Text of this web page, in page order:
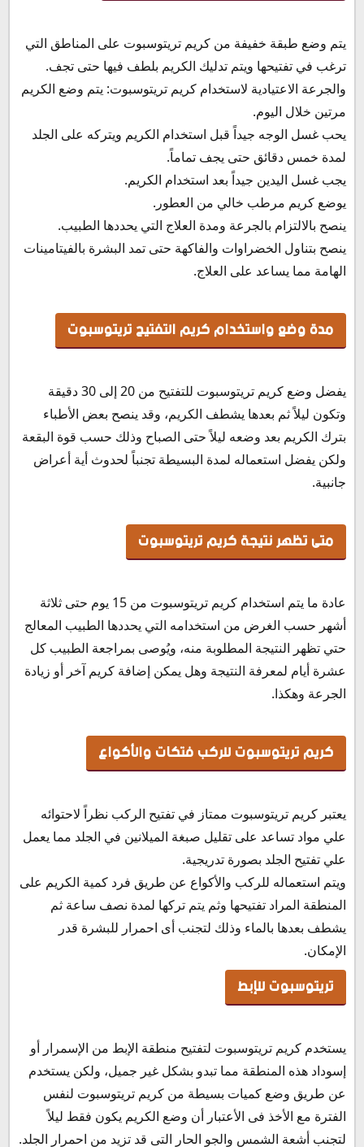
يتم وضع طبقة خفيفة من كريم تريتوسبوت على المناطق التي
ترغب في تفتيحها ويتم تدليك الكريم بلطف فيها حتى تجف.
والجرعة الاعتيادية لاستخدام كريم تريتوسبوت: يتم وضع الكريم
مرتين خلال اليوم.
يحب غسل الوجه جيداً قبل استخدام الكريم ويتركه على الجلد
لمدة خمس دقائق حتى يجف تماماً.
يجب غسل اليدين جيداً بعد استخدام الكريم.
يوضع كريم مرطب خالي من العطور.
ينصح بالالتزام بالجرعة ومدة العلاج التي يحددها الطبيب.
ينصح بتناول الخضراوات والفاكهة حتى تمد البشرة بالفيتامينات
الهامة مما يساعد على العلاج.
مدة وضع واستخدام كريم التفتيح تريتوسبوت
يفضل وضع كريم تريتوسبوت للتفتيح من 20 إلى 30 دقيقة
وتكون ليلاً ثم بعدها يشطف الكريم، وقد ينصح بعض الأطباء
بترك الكريم بعد وضعه ليلاً حتى الصباح وذلك حسب قوة البقعة
ولكن يفضل استعماله لمدة البسيطة تجنباً لحدوث أية أعراض
جانبية.
متى تظهر نتيجة كريم تريتوسبوت
عادة ما يتم استخدام كريم تريتوسبوت من 15 يوم حتى ثلاثة
أشهر حسب الغرض من استخدامه التي يحددها الطبيب المعالج
حتي تظهر النتيجة المطلوبة منه، ويُوصى بمراجعة الطبيب كل
عشرة أيام لمعرفة النتيجة وهل يمكن إضافة كريم آخر أو زيادة
الجرعة وهكذا.
كريم تريتوسبوت للركب فتكات والأكواع
يعتبر كريم تريتوسبوت ممتاز في تفتيح الركب نظراً لاحتوائه
علي مواد تساعد على تقليل صبغة الميلانين في الجلد مما يعمل
علي تفتيح الجلد بصورة تدريجية.
ويتم استعماله للركب والأكواع عن طريق فرد كمية الكريم على
المنطقة المراد تفتيحها وثم يتم تركها لمدة نصف ساعة ثم
يشطف بعدها بالماء وذلك لتجنب أى احمرار للبشرة قدر
الإمكان.
تريتوسبوت للإبط
يستخدم كريم تريتوسبوت لتفتيح منطقة الإبط من الإسمرار أو
إسوداد هذه المنطقة مما تبدو بشكل غير جميل، ولكن يستخدم
عن طريق وضع كميات بسيطة من كريم تريتوسبوت لنفس
الفترة مع الأخذ فى الأعتبار أن وضع الكريم يكون فقط ليلاً
لتجنب أشعة الشمس والجو الحار التى قد تزيد من احمرار الجلد.